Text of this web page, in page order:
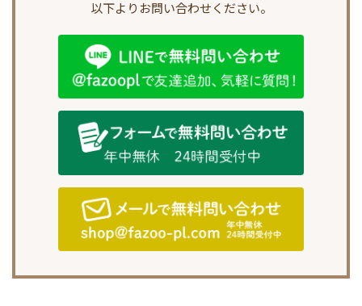
以下よりお問い合わせください。